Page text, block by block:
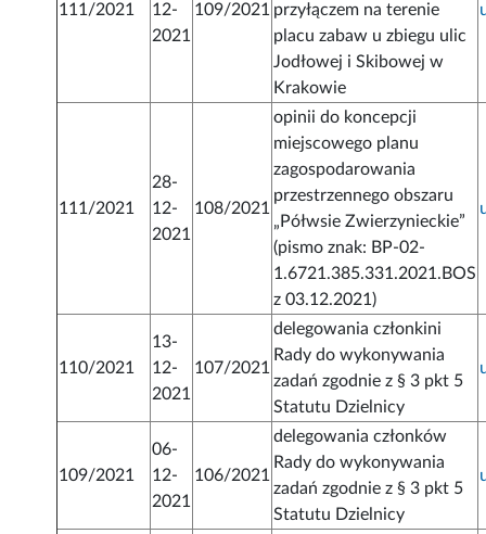
111/2021
12-
2021
109/2021 przyłączem na terenie
placu zabaw u zbiegu ulic
Jodłowej i Skibowej w
Krakowie
111/2021
28-
12-
2021
108/2021
opinii do koncepcji
miejscowego planu
zagospodarowania
przestrzennego obszaru
„Półwsie Zwierzynieckie”
(pismo znak: BP-02-
1.6721.385.331.2021.BOS
z 03.12.2021)
110/2021
13-
12-
2021
107/2021
delegowania członkini
Rady do wykonywania
zadań zgodnie z § 3 pkt 5
Statutu Dzielnicy
109/2021
06-
12-
2021
106/2021
delegowania członków
Rady do wykonywania
zadań zgodnie z § 3 pkt 5
Statutu Dzielnicy